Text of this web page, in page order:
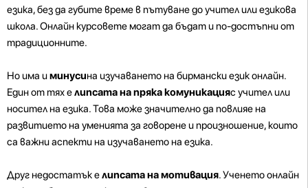
езика, без да губите време в пътуване до учител или езикова
школа. Онлайн курсовете могат да бъдат и по-достъпни от
традиционните.
Но има иминусина изучаването на бирмански език онлайн.
Един от тях елипсата на пряка комуникацияс учител или
носител на езика. Това може значително да повлияе на
развитието на уменията за говорене и произношение, които
са важни аспекти на изучаването на езика.
Друг недостатък елипсата на мотивация. Ученето онлайн